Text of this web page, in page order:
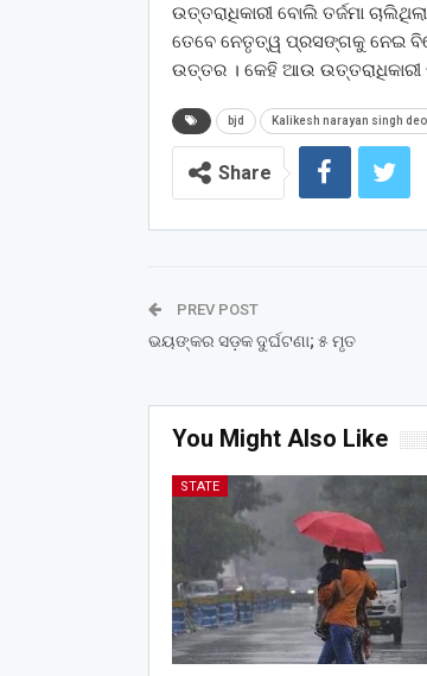
ଉତ୍ତରାଧିକାରୀ ବୋଲି ତର୍ଜମା
ତେବେ ନେତୃତ୍ୱ ପ୍ରସଙ୍ଗକୁ ନେଇ
ଉତ୍ତର । କେହି ଆଉ ଉତ୍ତରାଧିକାରୀ
bjd Kalikesh narayan singh deo
Share
PREV POST
ଭୟଙ୍କର ସଡ଼କ ଦୁର୍ଘଟଣା; ୫ ମୃତ
You Might Also Like
STATE